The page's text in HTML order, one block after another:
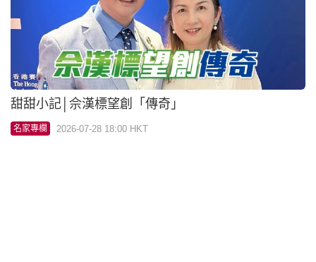
甜甜小記│佘漢標望創「傳奇」
名家專欄 2026-07-28 18:00 HKT